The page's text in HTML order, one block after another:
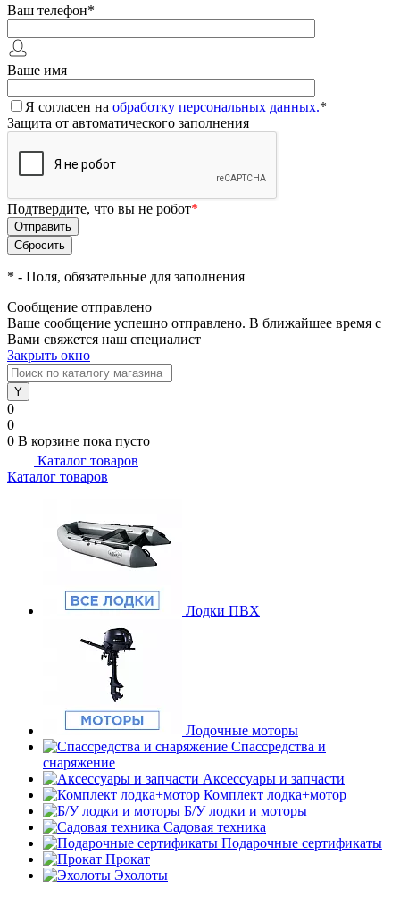
Ваш телефон*
Ваше имя
Я согласен на обработку персональных данных.*
Защита от автоматического заполнения
Подтвердите, что вы не робот*
* - Поля, обязательные для заполнения
Сообщение отправлено
Ваше сообщение успешно отправлено. В ближайшее время с
Вами свяжется наш специалист
Закрыть окно
0
0
0 В корзине пока пусто
Каталог товаров
Каталог товаров
Лодки ПВХ
Лодочные моторы
Спассредства и
снаряжение
Аксессуары и запчасти
Комплект лодка+мотор
Б/У лодки и моторы
Садовая техника
Подарочные сертификаты
Прокат
Эхолоты